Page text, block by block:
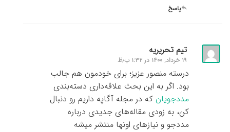
پاسخ
تیم تحریریه
۱۹ خرداد, ۱۴۰۰ در ۱:۳۲ ب٫ظ
درسته منصور عزیز؛ برای خودمون هم جالب
بود. اگر به این بحث علاقه‌داری دسته‌بندی
مددجویان که در مجله آگاپه داریم رو دنبال
کن، به زودی مقاله‌های جدیدی درباره
مددجو و نیازهای اونها منتشر میشه